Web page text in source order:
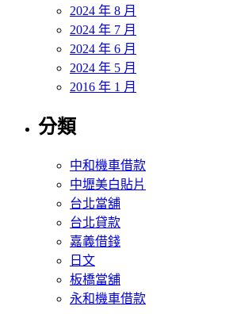
2024 年 8 月
2024 年 7 月
2024 年 6 月
2024 年 5 月
2016 年 1 月
分類
中和機車借款
中壢美白貼片
台北當舖
台北貸款
嘉義借錢
日文
板橋當舖
永和機車借款